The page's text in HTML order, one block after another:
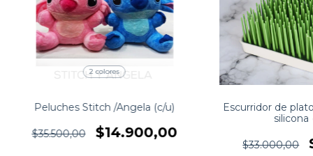
2 colores
Peluches Stitch /Angela (c/u)
$35.500,00 $14.900,00
Escurridor de
silicona
$33.000,00